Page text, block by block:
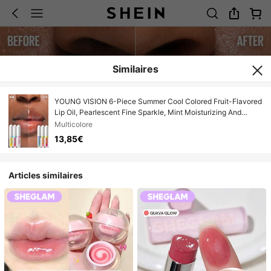
Similaires
YOUNG VISION 6-Piece Summer Cool Colored Fruit-Flavored
Lip Oil, Pearlescent Fine Sparkle, Mint Moisturizing And
Nourishing, Plump Lips, Lip Gloss, Lip Moisturizing Essence,
Lip Care, Lip Makeup Set, Lip Base Lipstick, Daily Home,
Commuting, Holiday Lip Oil
Multicolore
13,85€
Articles similaires